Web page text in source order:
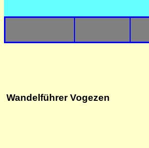
Wandelführer Vogezen